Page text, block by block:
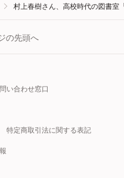
村上春樹さん、高校時代の図書室
の先頭へ
い合わせ窓口
特定商取引法に関する表記